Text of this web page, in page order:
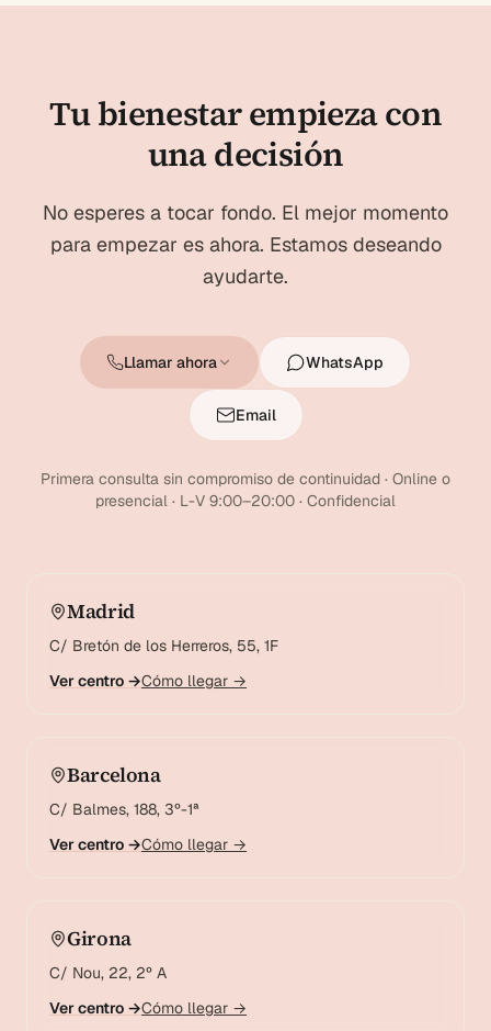
Tu bienestar empieza con
una decisión
No esperes a tocar fondo. El mejor momento
para empezar es ahora. Estamos deseando
ayudarte.
Llamar ahora WhatsApp
Email
Primera consulta sin compromiso de continuidad · Online o
presencial · L-V 9:00–20:00 · Confidencial
Madrid
C/ Bretón de los Herreros, 55, 1F
Ver centro →Cómo llegar →
Barcelona
C/ Balmes, 188, 3º-1ª
Ver centro →Cómo llegar →
Girona
C/ Nou, 22, 2º A
Ver centro →Cómo llegar →